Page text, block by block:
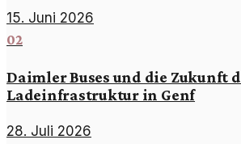
15. Juni 2026
02
Daimler Buses und die Zukunft
Ladeinfrastruktur in Genf
28. Juli 2026